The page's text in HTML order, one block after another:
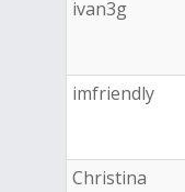
ivan3g
imfriendly
Christina